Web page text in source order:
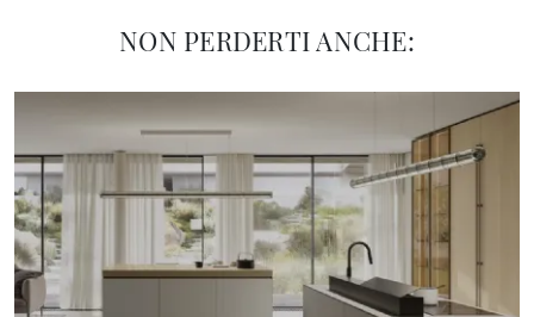
NON PERDERTI ANCHE: